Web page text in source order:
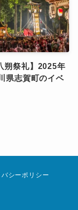
朔祭礼】2025年
県志賀町のイベ
シーポリシー